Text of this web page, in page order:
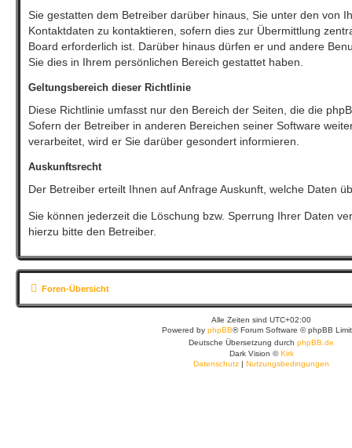
Sie gestatten dem Betreiber darüber hinaus, Sie unter den von
Kontaktdaten zu kontaktieren, sofern dies zur Übermittlung
Board erforderlich ist. Darüber hinaus dürfen er und andere
Sie dies in Ihrem persönlichen Bereich gestattet haben.
Geltungsbereich dieser Richtlinie
Diese Richtlinie umfasst nur den Bereich der Seiten, die die
Sofern der Betreiber in anderen Bereichen seiner Software
verarbeitet, wird er Sie darüber gesondert informieren.
Auskunftsrecht
Der Betreiber erteilt Ihnen auf Anfrage Auskunft, welche Daten
Sie können jederzeit die Löschung bzw. Sperrung Ihrer Daten
hierzu bitte den Betreiber.
Foren-Übersicht
Alle Zeiten sind UTC+02:00
Powered by phpBB® Forum Software © phpBB
Deutsche Übersetzung durch phpBB.de
Dark Vision ©Kirk
Datenschutz | Nutzungsbedingungen